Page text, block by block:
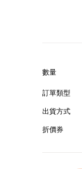
數量
訂單類型
出貨方式
折價券